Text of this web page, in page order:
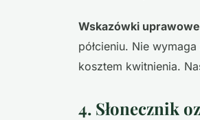
Wskazówki
półcieniu. Nie
kosztem kwitnienia.
4. Słonecznik